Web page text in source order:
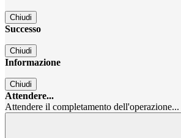
Chiudi
Successo
Chiudi
Informazione
Chiudi
Attendere...
Attendere il completamento dell'operazione...